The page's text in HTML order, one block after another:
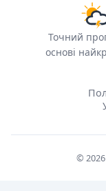
Точний
основі
© 2026